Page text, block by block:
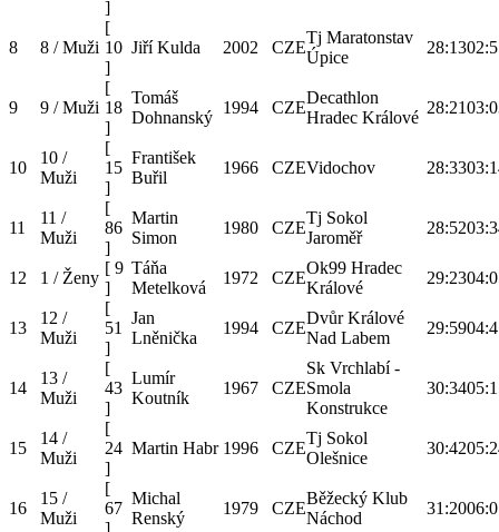
]
8 8 / Muži
[
10
]
Jiří Kulda 2002 CZE
Tj Maratonstav
Úpice
28:13
9 9 / Muži
[
18
]
Tomáš
Dohnanský
1994 CZE
Decathlon
Hradec Králové
28:21
10
10 /
Muži
[
15
]
František
Buřil
1966 CZEVidochov 28:33
11
11 /
Muži
[
86
]
Martin
Simon
1980 CZE
Tj Sokol
Jaroměř
28:52
12 1 / Ženy
[ 9
]
Táňa
Metelková
1972 CZE
Ok99 Hradec
Králové
29:23
13
12 /
Muži
[
51
]
Jan
Lněnička
1994 CZE
Dvůr Králové
Nad Labem
29:59
14
13 /
Muži
[
43
]
Lumír
Koutník
1967 CZE
Sk Vrchlabí -
Smola
Konstrukce
30:34
15
14 /
Muži
[
24
]
Martin Habr 1996 CZE
Tj Sokol
Olešnice
30:42
16
15 /
Muži
[
67
Michal
Renský
1979 CZE
Běžecký Klub
Náchod
31:20